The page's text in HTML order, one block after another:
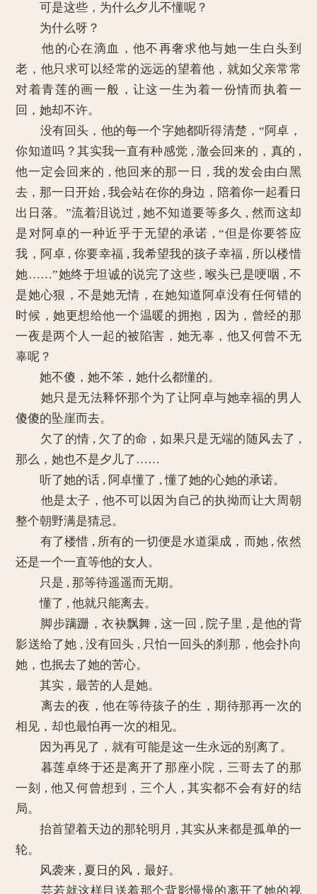
可是这些，为什么夕儿不懂呢？
为什么呀？
他的心在滴血，他不再奢求他与她一生白头到
老，他只求可以经常的远远的望着他，就如父亲常常
对着青莲的画一般，让这一生为着一份情而执着一
回，她却不许。
没有回头，他的每一个字她都听得清楚，“阿卓，
你知道吗？其实我一直有种感觉 , 澈会回来的，真的 ,
他一定会回来的 , 他回来的那一日 , 我的发会由白黑
去，那一日开始 , 我会站在你的身边，陪着你一起看日
出日落。”流着泪说过 , 她不知道要等多久 , 然而这却
是对阿卓的一种近乎于无望的承诺 , “但是你要答应
我，阿卓 , 你要幸福 , 我希望我的孩子幸福 , 所以楼惜
她……”她终于坦诚的说完了这些 , 喉头已是哽咽 , 不
是她心狠，不是她无情，在她知道阿卓没有任何错的
时候，她更想给他一个温暖的拥抱，因为，曾经的那
一夜是两个人一起的被陷害，她无辜，他又何曾不无
辜呢？
她不傻，她不笨，她什么都懂的。
她只是无法释怀那个为了让阿卓与她幸福的男人
傻傻的坠崖而去。
欠了的情 , 欠了的命，如果只是无端的随风去了 ,
那么，她也不是夕儿了……
听了她的话 , 阿卓懂了 , 懂了她的心她的承诺。
他是太子，他不可以因为自己的执拗而让大周朝
整个朝野满是猜忌。
有了楼惜 , 所有的一切便是水道渠成，而她 , 依然
还是一个一直等他的女人。
只是 , 那等待遥遥而无期。
懂了 , 他就只能离去。
脚步蹒跚，衣袂飘舞 , 这一回 , 院子里 , 是他的背
影送给了她 , 没有回头 , 只怕一回头的刹那，他会扑向
她，也抿去了她的苦心。
其实，最苦的人是她。
离去的夜，他在等待孩子的生，期待那再一次的
相见，却也最怕再一次的相见。
因为再见了，就有可能是这一生永远的别离了。
暮莲卓终于还是离开了那座小院，三哥去了的那
一刻 , 他又何曾想到，三个人 , 其实都不会有好的结
局。
抬首望着天边的那轮明月 , 其实从来都是孤单的一
轮。
风袭来 , 夏日的风，最好。
芸若就这样目送着那个背影慢慢的离开了她的视